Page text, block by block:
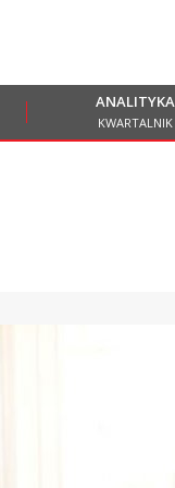
ANALITYKA
KWARTALNIK